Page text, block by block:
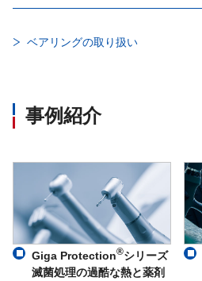
ベアリングの取り扱い
事例紹介
Giga Protection®シリーズ
滅菌処理の過酷な熱と薬剤